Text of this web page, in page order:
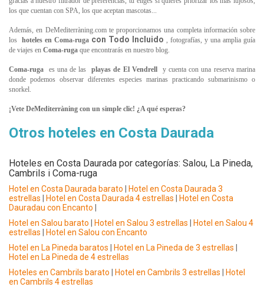
los que cuentan con SPA, los que aceptan mascotas...
Además, en DeMediterràning.com te proporcionamos una completa información sobre
los hoteles en Coma-ruga con Todo Incluido , fotografías, y una amplia guía
de viajes en Coma-ruga que encontrarás en nuestro blog.
Coma-ruga es una de las playas de El Vendrell
y cuenta con una reserva marina
donde podemos observar diferentes especies marinas practicando submarinismo o
snorkel.
¡Vete DeMediterràning con un simple clic! ¿A qué esperas?
Otros hoteles en Costa Daurada
Hoteles en Costa Daurada por categorías: Salou, La Pineda,
Cambrils i Coma-ruga
Hotel en Costa Daurada barato
Hotel en Costa Daurada 3
estrellas
Hotel en Costa Daurada 4 estrellas
Hotel en Costa
Dauradau con Encanto
Hotel en Salou barato
Hotel en Salou 3 estrellas
Hotel en Salou 4
estrellas
Hotel en Salou con Encanto
Hotel en La Pineda baratos
Hotel en La Pineda de 3 estrellas
Hotel en La Pineda de 4 estrellas
Hoteles en Cambrils barato
Hotel en Cambrils 3 estrellas
Hotel
en Cambrils 4 estrellas